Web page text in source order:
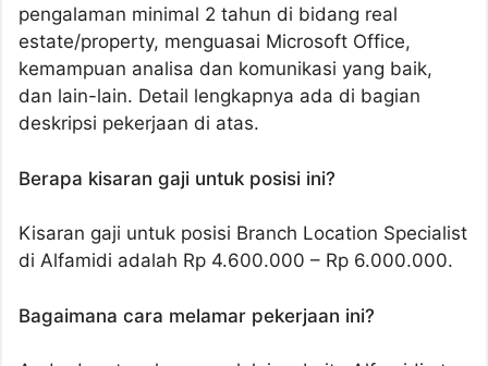
pengalaman minimal 2 tahun di bidang real
estate/property, menguasai Microsoft Office,
kemampuan analisa dan komunikasi yang baik,
dan lain-lain. Detail lengkapnya ada di bagian
deskripsi pekerjaan di atas.
Berapa kisaran gaji untuk posisi ini?
Kisaran gaji untuk posisi Branch Location Specialist
di Alfamidi adalah Rp 4.600.000 – Rp 6.000.000.
Bagaimana cara melamar pekerjaan ini?